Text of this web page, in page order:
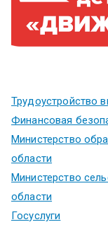
Трудоустройство
Финансовая
Министерство
области
Министерство
области
Госуслуги